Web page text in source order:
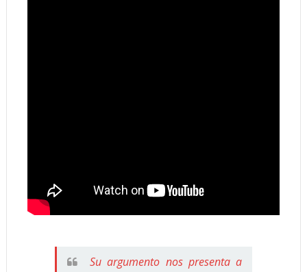
Su argumento nos presenta a